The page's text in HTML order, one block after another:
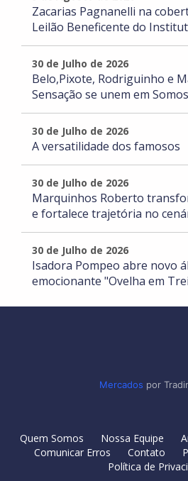
Zacarias Pagnanelli na
Leilão Beneficente do
30 de Julho de 2026
Belo,Pixote, Rodriguinho e
Sensação se unem em
30 de Julho de 2026
A versatilidade dos famosos
30 de Julho de 2026
Marquinhos Roberto
e fortalece trajetória no
30 de Julho de 2026
Isadora Pompeo abre novo
emocionante "Ovelha em
Mercados por
Quem Somos Nossa Equipe
Comunicar Erros
Contato
Política de